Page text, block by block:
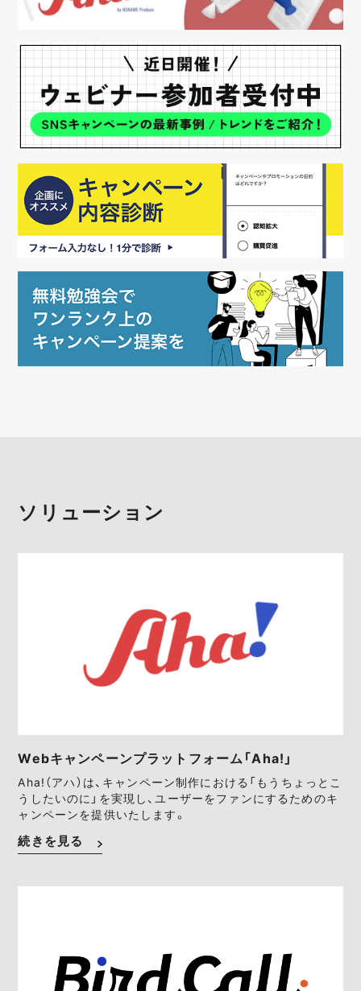
ソリューション
Webキャンペーンプラットフォーム「Aha!」
Aha!（アハ）は、キャンペーン制作における「もうちょっとこ
うしたいのに」を実現し、ユーザーをファンにするためのキ
ャンペーンを提供いたします。
続きを見る